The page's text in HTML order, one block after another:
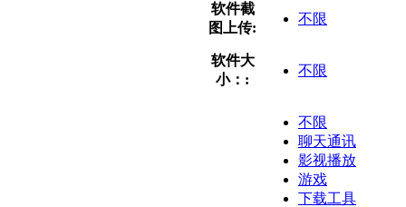
软件截
图上传:
不限
软件大
小：:
不限
不限
聊天通讯
影视播放
游戏
下载工具